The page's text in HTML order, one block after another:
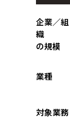
企業／組
織
の規模
業種
対象業務